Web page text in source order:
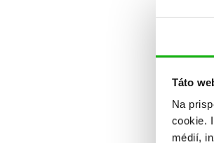
Táto
Na
cookie.
médií,